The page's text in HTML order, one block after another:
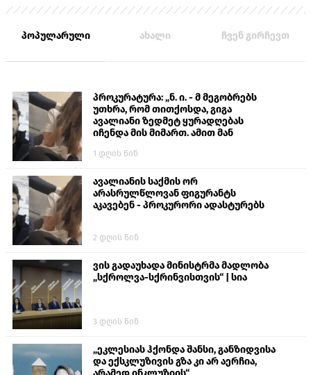
პოპულარული ახალი ჩვენ გირჩევთ
პროკურატურა: „ნ. ი. - მ მეგობრებს
უთხრა, რომ თითქოსდა, გიგა
ავალიანი ზედმეტ ყურადღებას
იჩენდა მის მიმართ. ამით მან
თავს დასხმოდა გიგა ავალიანს“
1 დღის წინ
ავალიანის საქმის ორ
არასრულწლოვან ფიგურანტს
აკავებენ - პროკურორი ადასტურებს
2 დღის წინ
ვის გადაუხადა მინისტრმა მადლობა
„სქროლვა-სქრინვისთვის“ | სია
3 დღის წინ
„ეკლესიას ჰქონდა შანსი, განზიდვისა
და ექსკლუზივის გზა კი არ აერჩია,